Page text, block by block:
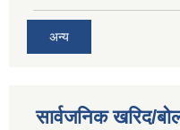
अन्य
सार्वजनिक खरिद/